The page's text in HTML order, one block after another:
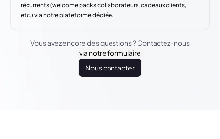
récurrents (welcome packs collaborateurs, cadeaux clients,
etc.) via notre plateforme dédiée.
Vous avez encore des questions ? Contactez-nous
via notre formulaire
Nous contacter